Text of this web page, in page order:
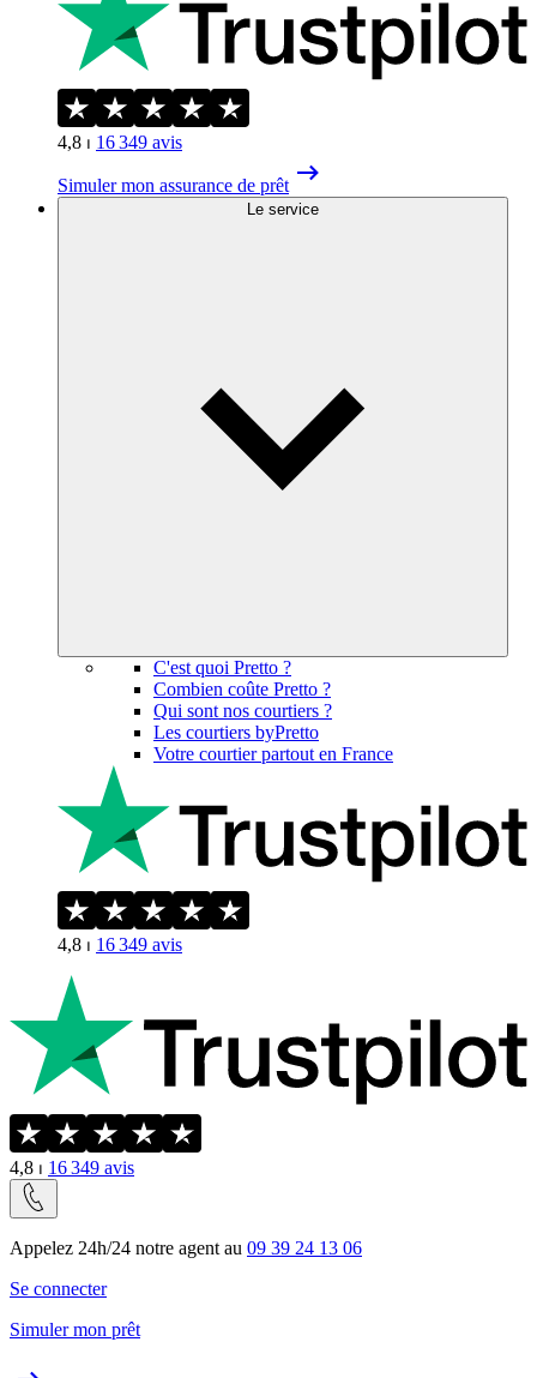
4,8 ⏐ 16 349 avis
Simuler mon assurance de prêt
Le service
C'est quoi Pretto ?
Combien coûte Pretto ?
Qui sont nos courtiers ?
Les courtiers byPretto
Votre courtier partout en France
4,8 ⏐ 16 349 avis
4,8 ⏐ 16 349 avis
Appelez 24h/24 notre agent au 09 39 24 13 06
Se connecter
Simuler mon prêt